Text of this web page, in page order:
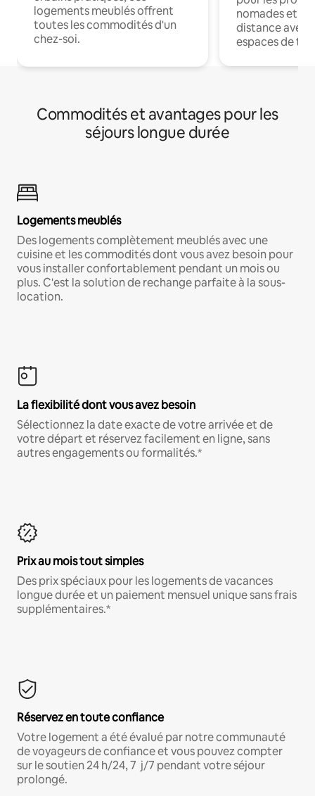
logements meublés offrent
toutes les commodités d'un
chez-soi.
nomades et
distance avec
espaces de
Commodités et avantages pour les
séjours longue durée
Logements meublés
Des logements complètement meublés avec une
cuisine et les commodités dont vous avez besoin pour
vous installer confortablement pendant un mois ou
plus. C'est la solution de rechange parfaite à la sous-
location.
La flexibilité dont vous avez besoin
Sélectionnez la date exacte de votre arrivée et de
votre départ et réservez facilement en ligne, sans
autres engagements ou formalités.*
Prix au mois tout simples
Des prix spéciaux pour les logements de vacances
longue durée et un paiement mensuel unique sans frais
supplémentaires.*
Réservez en toute confiance
Votre logement a été évalué par notre communauté
de voyageurs de confiance et vous pouvez compter
sur le soutien 24 h/24, 7 j/7 pendant votre séjour
prolongé.